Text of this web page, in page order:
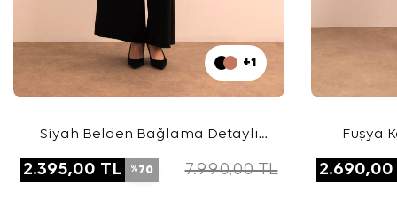
+1
Siyah Belden Bağlama Detaylı
2.395,00 TL %70 7.990,00TL
Fuşya
2.690,00